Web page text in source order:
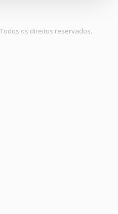
os direitos reservados.